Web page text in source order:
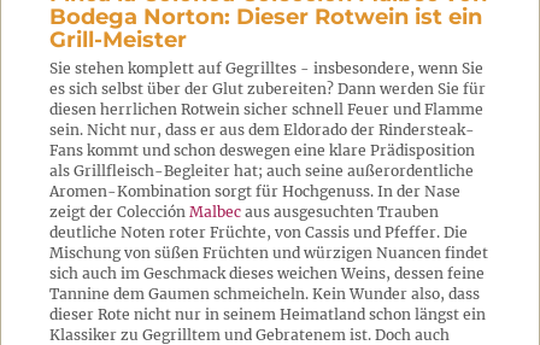
Bodega Norton: Dieser Rotwein ist ein
Grill-Meister
Sie stehen komplett auf Gegrilltes - insbesondere, wenn Sie
es sich selbst über der Glut zubereiten? Dann werden Sie für
diesen herrlichen Rotwein sicher schnell Feuer und Flamme
sein. Nicht nur, dass er aus dem Eldorado der Rindersteak-
Fans kommt und schon deswegen eine klare Prädisposition
als Grillfleisch-Begleiter hat; auch seine außerordentliche
Aromen-Kombination sorgt für Hochgenuss. In der Nase
zeigt der Colección Malbec aus ausgesuchten Trauben
deutliche Noten roter Früchte, von Cassis und Pfeffer. Die
Mischung von süßen Früchten und würzigen Nuancen findet
sich auch im Geschmack dieses weichen Weins, dessen feine
Tannine dem Gaumen schmeicheln. Kein Wunder also, dass
dieser Rote nicht nur in seinem Heimatland schon längst ein
Klassiker zu Gegrilltem und Gebratenem ist. Doch auch